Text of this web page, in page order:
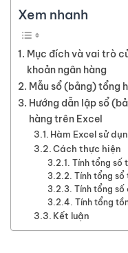
Xem nhanh
Mục đích và vai trò
khoản ngân hàng
Mẫu sổ (bảng) tổng
Hướng dẫn lập sổ
hàng trên Excel
Hàm Excel sử
Cách thực hiện
Tính tổng số
Tính tổng sổ
Tính tổng số
Tính tổng
Kết luận